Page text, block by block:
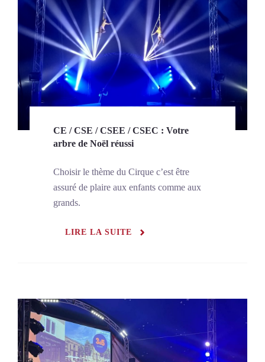
CE / CSE / CSEE / CSEC : Votre
arbre de Noël réussi
Choisir le thème du Cirque c’est être
assuré de plaire aux enfants comme aux
grands.
LIRE LA SUITE